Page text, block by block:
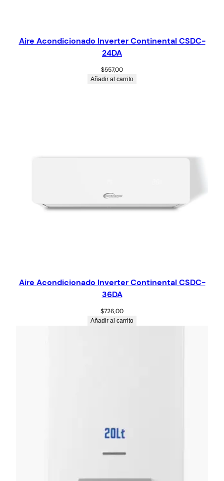
Aire Acondicionado Inverter Continental CSDC-
24DA
$557,00
Añadir al carrito
Aire Acondicionado Inverter Continental CSDC-
36DA
$726,00
Añadir al carrito